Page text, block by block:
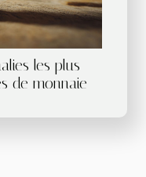
les plus
de monnaie